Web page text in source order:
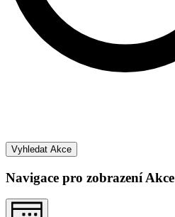
Vyhledat Akce
Navigace pro zobrazení Akce